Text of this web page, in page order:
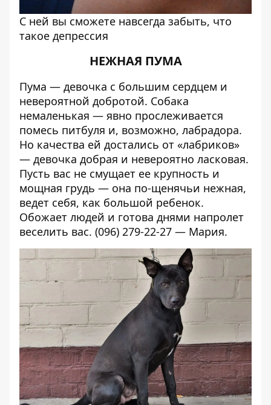
С ней вы сможете навсегда забыть, что
такое депрессия
НЕЖНАЯ ПУМА
Пума — девочка с большим сердцем и
невероятной добротой. Собака
немаленькая — явно прослеживается
помесь питбуля и, возможно, лабрадора.
Но качества ей достались от «лабриков»
— девочка добрая и невероятно ласковая.
Пусть вас не смущает ее крупность и
мощная грудь — она по-щенячьи нежная,
ведет себя, как большой ребенок.
Обожает людей и готова днями напролет
веселить вас. (096) 279-22-27 — Мария.